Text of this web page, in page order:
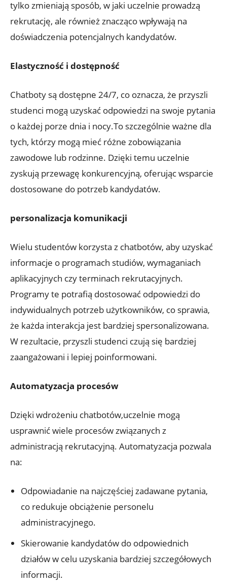
tylko zmieniają sposób, w jaki uczelnie prowadzą
rekrutację, ale również znacząco wpływają na
doświadczenia potencjalnych kandydatów.
Elastyczność i dostępność
Chatboty są dostępne 24/7, co oznacza, że przyszli
studenci mogą uzyskać odpowiedzi na swoje pytania
o każdej porze dnia i nocy.To szczególnie ważne dla
tych, którzy mogą mieć różne zobowiązania
zawodowe lub rodzinne. Dzięki temu uczelnie
zyskują przewagę konkurencyjną, oferując wsparcie
dostosowane do potrzeb kandydatów.
personalizacja komunikacji
Wielu studentów korzysta z chatbotów, aby uzyskać
informacje o programach studiów, wymaganiach
aplikacyjnych czy terminach rekrutacyjnych.
Programy te potrafią dostosować odpowiedzi do
indywidualnych potrzeb użytkowników, co sprawia,
że każda interakcja jest bardziej spersonalizowana.
W rezultacie, przyszli studenci czują się bardziej
zaangażowani i lepiej poinformowani.
Automatyzacja procesów
Dzięki wdrożeniu chatbotów,uczelnie mogą
usprawnić wiele procesów związanych z
administracją rekrutacyjną. Automatyzacja pozwala
na:
Odpowiadanie na najczęściej zadawane pytania,
co redukuje obciążenie personelu
administracyjnego.
Skierowanie kandydatów do odpowiednich
działów w celu uzyskania bardziej szczegółowych
informacji.